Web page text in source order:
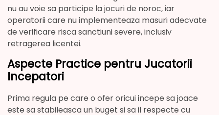
nu au voie sa participe la jocuri de noroc, iar
operatorii care nu implementeaza masuri adecvate
de verificare risca sanctiuni severe, inclusiv
retragerea licentei.
Aspecte Practice pentru Jucatorii
Incepatori
Prima regula pe care o ofer oricui incepe sa joace
este sa stabileasca un buget si sa il respecte cu